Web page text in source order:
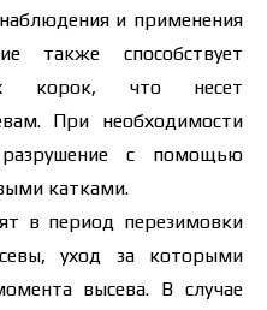
и применения
также способствует
корок, что несет
При необходимости
с помощью
катками.
в период перезимовки
уход за которыми
высева. В случае